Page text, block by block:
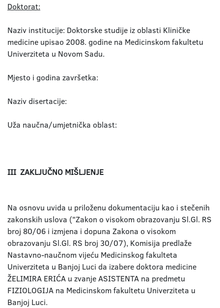
Doktorat:
Naziv institucije: Doktorske studije iz oblasti Kliničke
medicine upisao 2008. godine na Medicinskom fakultetu
Univerziteta u Novom Sadu.
Mjesto i godina završetka:
Naziv disertacije:
Uža naučna/umjetnička oblast:
III ZAKLJUČNO MIŠLJENJE
Na osnovu uvida u priloženu dokumentaciju kao i stečenih
zakonskih uslova ("Zakon o visokom obrazovanju Sl.Gl. RS
broj 80/06 i izmjena i dopuna Zakona o visokom
obrazovanju Sl.Gl. RS broj 30/07), Komisija predlaže
Nastavno-naučnom vijeću Medicinskog fakulteta
Univerziteta u Banjoj Luci da izabere doktora medicine
ŽELIMIRA ERIĆA u zvanje ASISTENTA na predmetu
FIZIOLOGIJA na Medicinskom fakultetu Univerziteta u
Banjoj Luci.